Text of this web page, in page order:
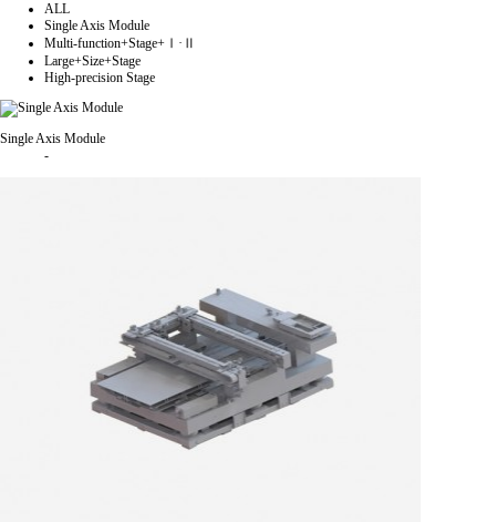
ALL
Single Axis Module
Multi-function+Stage+Ⅰ·Ⅱ
Large+Size+Stage
High-precision Stage
Single Axis Module
-